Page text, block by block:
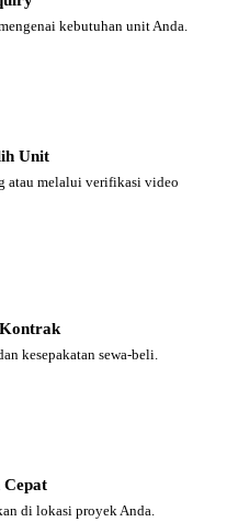
kebutuhan unit Anda.
Unit
atau melalui verifikasi video
kesepakatan sewa-beli.
di lokasi proyek Anda.